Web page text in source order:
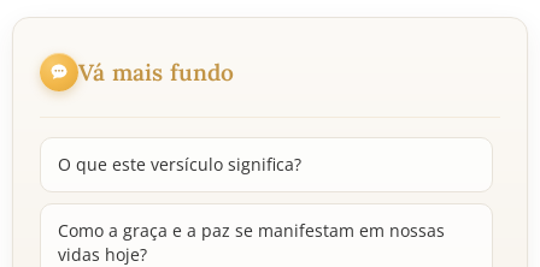
Vá mais fundo
O que este versículo significa?
Como a graça e a paz se manifestam em nossas
vidas hoje?